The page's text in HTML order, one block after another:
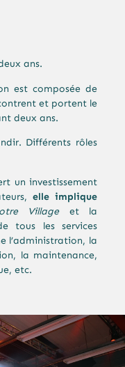
ans.
est composée de
et portent le
deux ans.
Différents rôles
un investissement
elle implique
Villageet la
tous les services
l’administration, la
la maintenance,
etc.